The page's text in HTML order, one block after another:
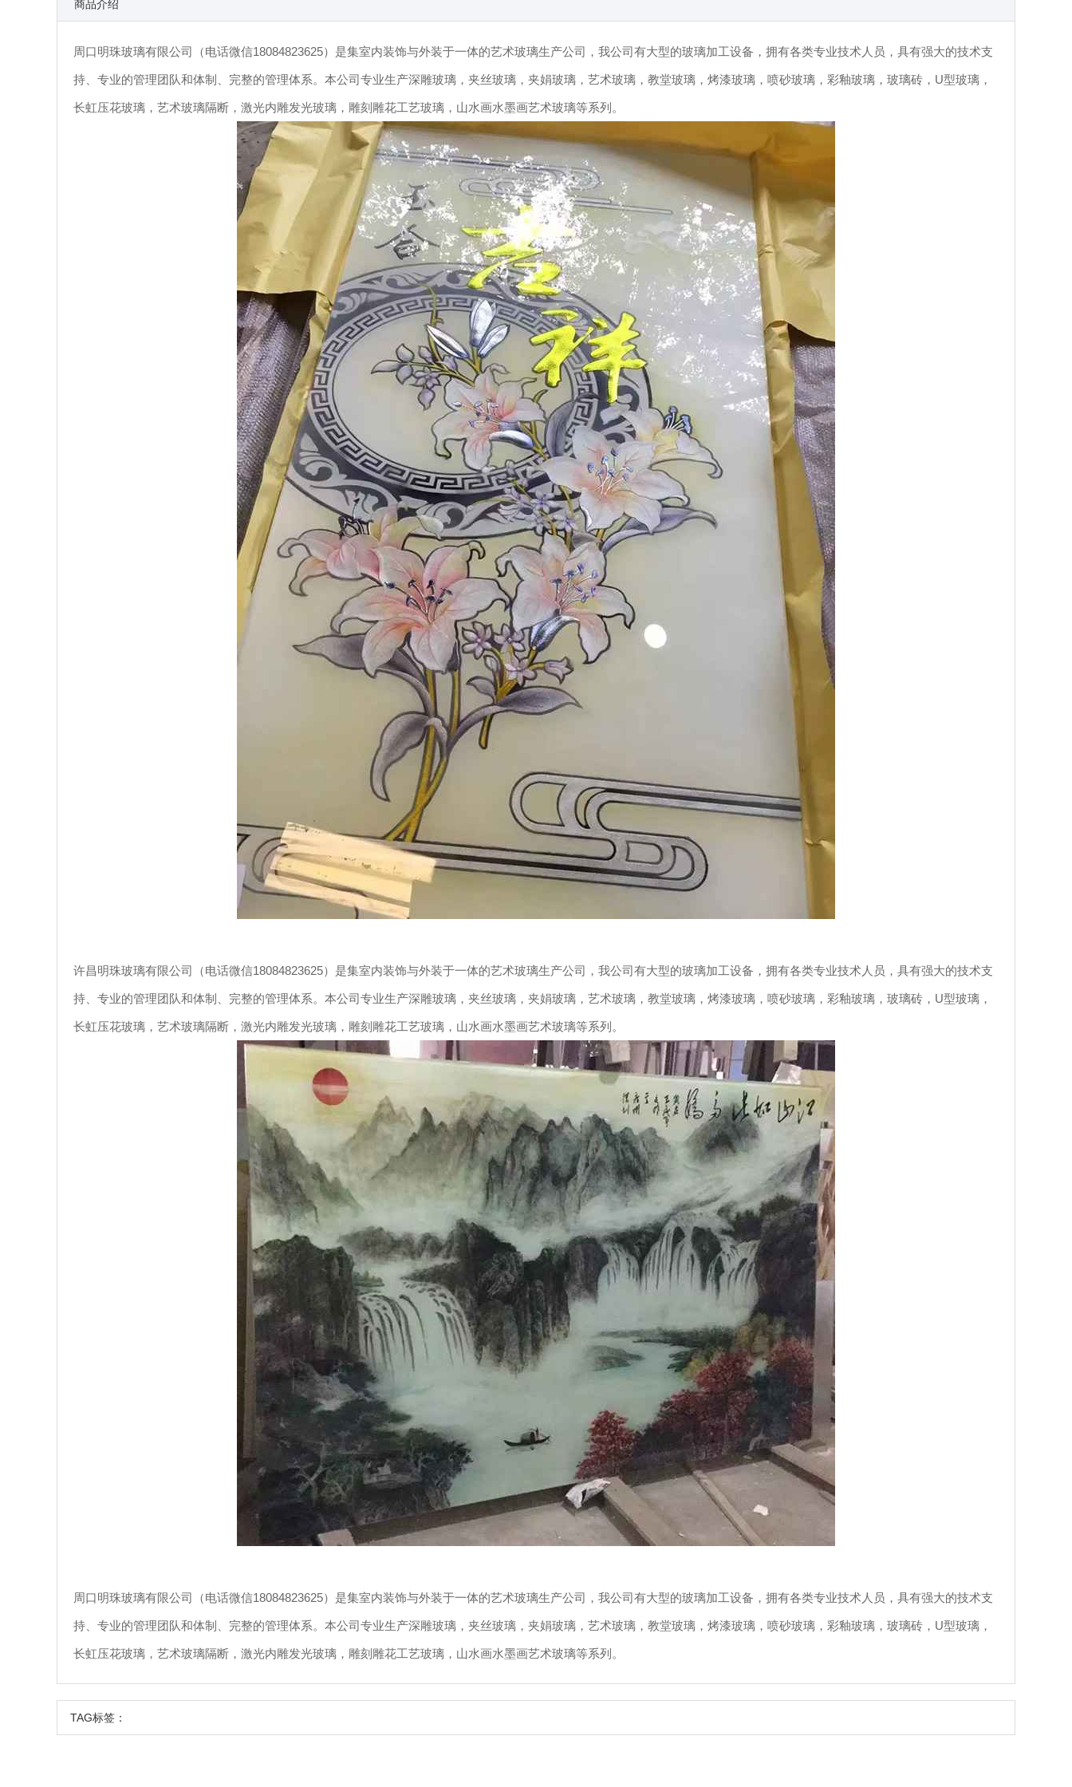
商品介绍
周口明珠玻璃有限公司（电话微信18084823625）是集室内装饰与外装于一体的艺术玻璃生产公司，我公司有大型的玻璃加工设备，拥有各类专业技术人员，具有强大的技术支
持、专业的管理团队和体制、完整的管理体系。本公司专业生产深雕玻璃，夹丝玻璃，夹娟玻璃，艺术玻璃，教堂玻璃，烤漆玻璃，喷砂玻璃，彩釉玻璃，玻璃砖，U型玻璃，
长虹压花玻璃，艺术玻璃隔断，激光内雕发光玻璃，雕刻雕花工艺玻璃，山水画水墨画艺术玻璃等系列。
许昌明珠玻璃有限公司（电话微信18084823625）是集室内装饰与外装于一体的艺术玻璃生产公司，我公司有大型的玻璃加工设备，拥有各类专业技术人员，具有强大的技术支
持、专业的管理团队和体制、完整的管理体系。本公司专业生产深雕玻璃，夹丝玻璃，夹娟玻璃，艺术玻璃，教堂玻璃，烤漆玻璃，喷砂玻璃，彩釉玻璃，玻璃砖，U型玻璃，
长虹压花玻璃，艺术玻璃隔断，激光内雕发光玻璃，雕刻雕花工艺玻璃，山水画水墨画艺术玻璃等系列。
周口明珠玻璃有限公司（电话微信18084823625）是集室内装饰与外装于一体的艺术玻璃生产公司，我公司有大型的玻璃加工设备，拥有各类专业技术人员，具有强大的技术支
持、专业的管理团队和体制、完整的管理体系。本公司专业生产深雕玻璃，夹丝玻璃，夹娟玻璃，艺术玻璃，教堂玻璃，烤漆玻璃，喷砂玻璃，彩釉玻璃，玻璃砖，U型玻璃，
长虹压花玻璃，艺术玻璃隔断，激光内雕发光玻璃，雕刻雕花工艺玻璃，山水画水墨画艺术玻璃等系列。
TAG标签：